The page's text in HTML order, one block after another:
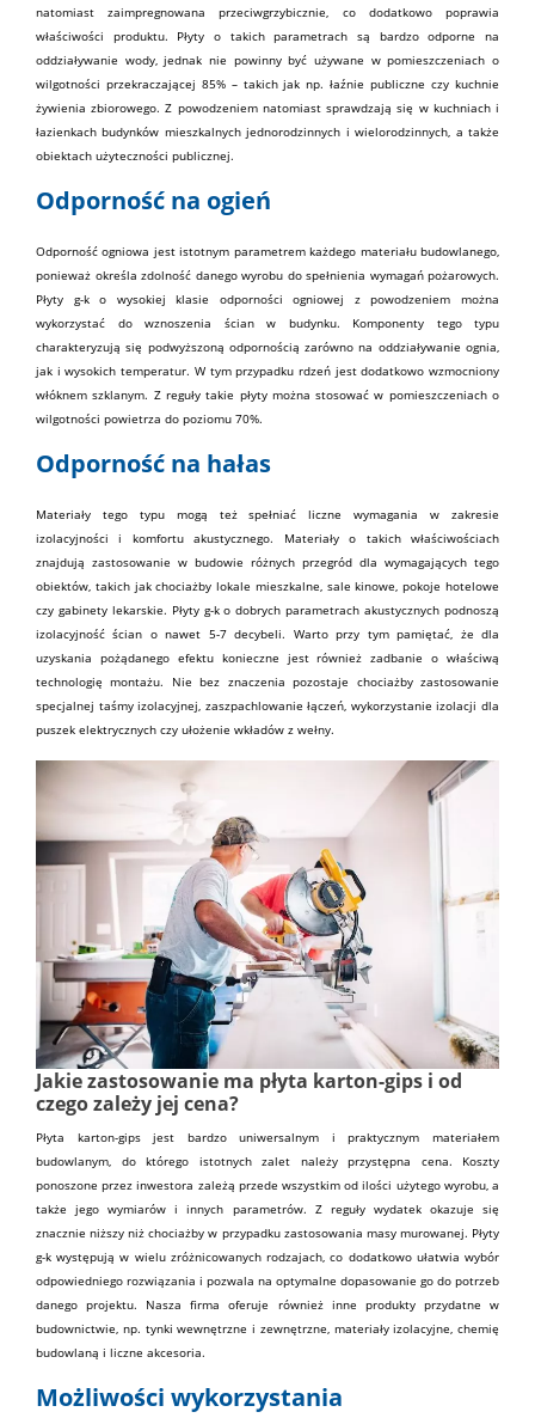
natomiast zaimpregnowana przeciwgrzybicznie, co dodatkowo poprawia
właściwości produktu. Płyty o takich parametrach są bardzo odporne na
oddziaływanie wody, jednak nie powinny być używane w pomieszczeniach o
wilgotności przekraczającej 85% – takich jak np. łaźnie publiczne czy kuchnie
żywienia zbiorowego. Z powodzeniem natomiast sprawdzają się w kuchniach i
łazienkach budynków mieszkalnych jednorodzinnych i wielorodzinnych, a także
obiektach użyteczności publicznej.
Odporność na ogień
Odporność ogniowa jest istotnym parametrem każdego materiału budowlanego,
ponieważ określa zdolność danego wyrobu do spełnienia wymagań pożarowych.
Płyty g-k o wysokiej klasie odporności ogniowej z powodzeniem można
wykorzystać do wznoszenia ścian w budynku. Komponenty tego typu
charakteryzują się podwyższoną odpornością zarówno na oddziaływanie ognia,
jak i wysokich temperatur. W tym przypadku rdzeń jest dodatkowo wzmocniony
włóknem szklanym. Z reguły takie płyty można stosować w pomieszczeniach o
wilgotności powietrza do poziomu 70%.
Odporność na hałas
Materiały tego typu mogą też spełniać liczne wymagania w zakresie
izolacyjności i komfortu akustycznego. Materiały o takich właściwościach
znajdują zastosowanie w budowie różnych przegród dla wymagających tego
obiektów, takich jak chociażby lokale mieszkalne, sale kinowe, pokoje hotelowe
czy gabinety lekarskie. Płyty g-k o dobrych parametrach akustycznych podnoszą
izolacyjność ścian o nawet 5-7 decybeli. Warto przy tym pamiętać, że dla
uzyskania pożądanego efektu konieczne jest również zadbanie o właściwą
technologię montażu. Nie bez znaczenia pozostaje chociażby zastosowanie
specjalnej taśmy izolacyjnej, zaszpachlowanie łączeń, wykorzystanie izolacji dla
puszek elektrycznych czy ułożenie wkładów z wełny.
Jakie zastosowanie ma płyta karton-gips i od
czego zależy jej cena?
Płyta karton-gips jest bardzo uniwersalnym i praktycznym materiałem
budowlanym , do którego istotnych zalet należy przystępna cena. Koszty
ponoszone przez inwestora zależą przede wszystkim od ilości użytego wyrobu, a
także jego wymiarów i innych parametrów. Z reguły wydatek okazuje się
znacznie niższy niż chociażby w przypadku zastosowania masy murowanej. Płyty
g-k występują w wielu zróżnicowanych rodzajach, co dodatkowo ułatwia wybór
odpowiedniego rozwiązania i pozwala na optymalne dopasowanie go do potrzeb
danego projektu. Nasza firma oferuje również inne produkty przydatne w
budownictwie, np. tynki wewnętrzne i zewnętrzne materiały izolacyjne chemię
budowlaną i liczne akcesoria.
Możliwości wykorzystania